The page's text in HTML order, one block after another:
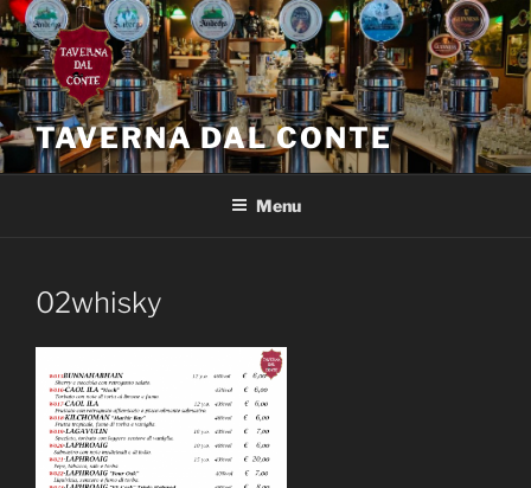
Salta
al
contenuto
TAVERNA DAL CONTE
Menu
02whisky